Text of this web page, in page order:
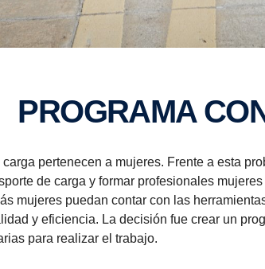
PROGRAMA
pertenecen a mujeres. Frente a esta
de carga y formar profesionales
mujeres puedan contar con las
y eficiencia. La decisión fue crear un
para realizar el trabajo.